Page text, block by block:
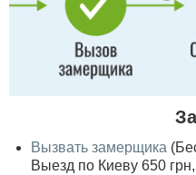
Вызвать замерщика
Выезд по Киеву 650